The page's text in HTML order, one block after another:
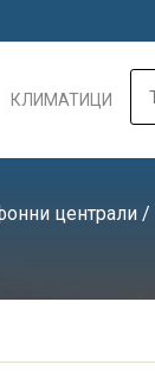
КЛИМАТИЦИ
централи /